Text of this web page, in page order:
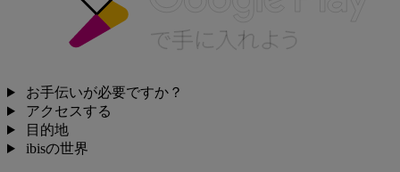
お手伝いが必要ですか？
アクセスする
目的地
ibisの世界